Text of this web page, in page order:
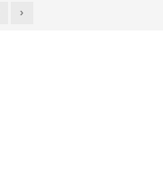
›